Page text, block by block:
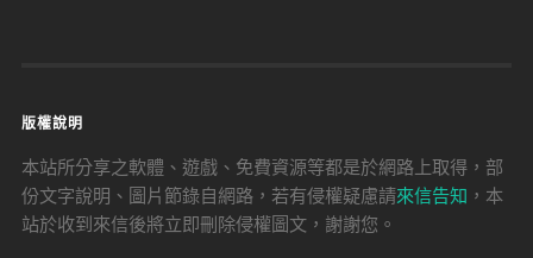
版權說明
本站所分享之軟體、遊戲、免費資源等都是於網路上取得，部
份文字說明、圖片節錄自網路，若有侵權疑慮請來信告知 ，本
站於收到來信後將立即刪除侵權圖文，謝謝您。